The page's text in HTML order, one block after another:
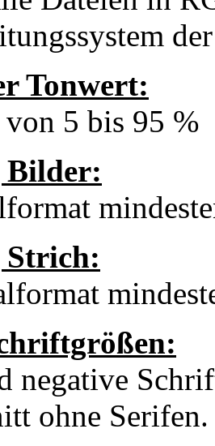
Tonwert:
5 bis 95 %
Bilder:
Strich:
negative
ohne Serifen.